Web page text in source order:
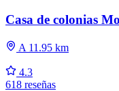
Casa de colonias
A 11.95 km
4.3
618 reseñas